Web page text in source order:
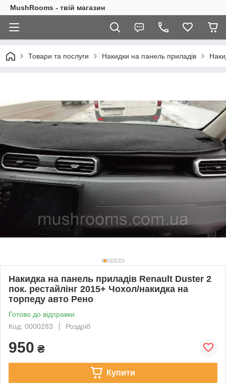
MushRooms - твій магазин
Товари та послуги Накидки на панель приладів
Накидка на панель приладів Renault Duster 2
пок. рестайлінг 2015+ Чохол/накидка на
торпеду авто Рено
Готово до відправки
Код: 0000283
Роздріб
950 ₴
Купити